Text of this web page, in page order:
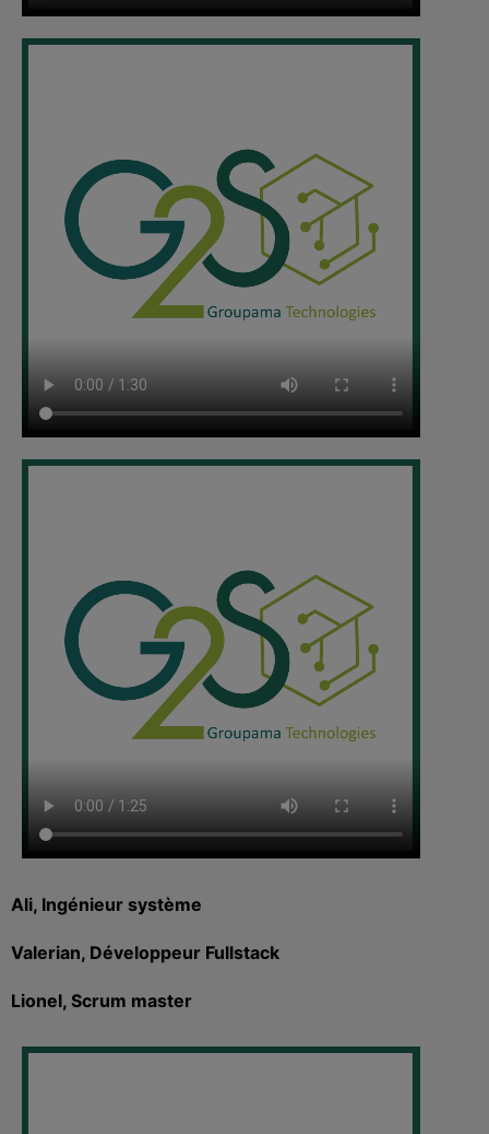
Ali, Ingénieur système
Valerian, Développeur Fullstack
Lionel, Scrum master